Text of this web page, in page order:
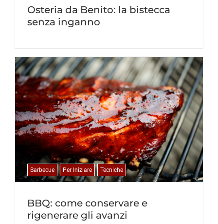
Osteria da Benito: la bistecca
senza inganno
BBQ: come conservare e
rigenerare gli avanzi
Barbecue Per Iniziare Tecniche